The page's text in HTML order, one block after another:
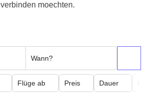
verbinden moechten.
Wann?
Flüge ab Preis Dauer